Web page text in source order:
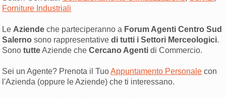
Forniture Industriali
Le Aziende che parteciperanno a Forum Agenti Centro Sud
Salerno sono rappresentativedi tutti i Settori Merceologici.
SonotutteAziende cheCercano Agenti di Commercio.
Sei un Agente? Prenota il TuoAppuntamento Personale con
l'Azienda (oppure le Aziende) che ti interessano.